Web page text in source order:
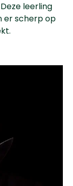
leerling
er scherp op